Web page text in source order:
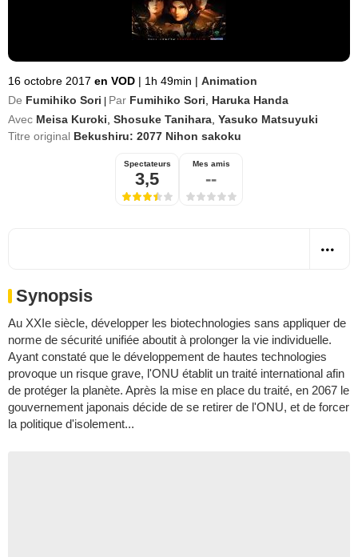
16 octobre 2017 en VOD | 1h 49min | Animation
De Fumihiko Sori Par Fumihiko Sori
Haruka Handa
Avec Meisa Kuroki Shosuke Tanihara Yasuko Matsuyuki
Titre original Bekushiru: 2077 Nihon sakoku
Spectateurs
3,5
Mes amis
--
Synopsis
Au XXIe siècle, développer les biotechnologies sans appliquer de
norme de sécurité unifiée aboutit à prolonger la vie individuelle.
Ayant constaté que le développement de hautes technologies
provoque un risque grave, l'ONU établit un traité international afin
de protéger la planète. Après la mise en place du traité, en 2067 le
gouvernement japonais décide de se retirer de l'ONU, et de forcer
la politique d'isolement...